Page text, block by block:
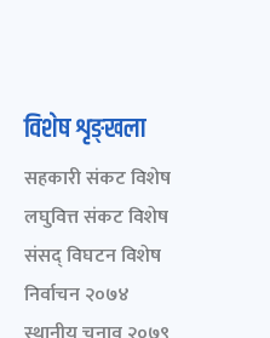
विशेष शृङ्खला
सहकारी संकट विशेष
लघुवित्त संकट विशेष
संसद् विघटन विशेष
निर्वाचन २०७४